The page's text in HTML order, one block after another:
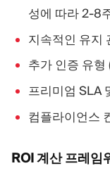
성에 따라 2-8
지속적인 유지
추가 인증 유형
프리미엄 SLA
컴플라이언스
ROI 계산 프레임